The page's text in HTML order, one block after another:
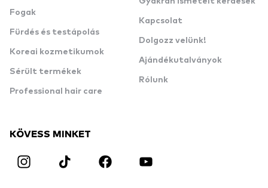
Fogak
Fürdés és testápolás
Koreai kozmetikumok
Sérült termékek
Professional hair care
Kapcsolat
Dolgozz velünk!
Ajándékutalványok
Rólunk
KÖVESS MINKET